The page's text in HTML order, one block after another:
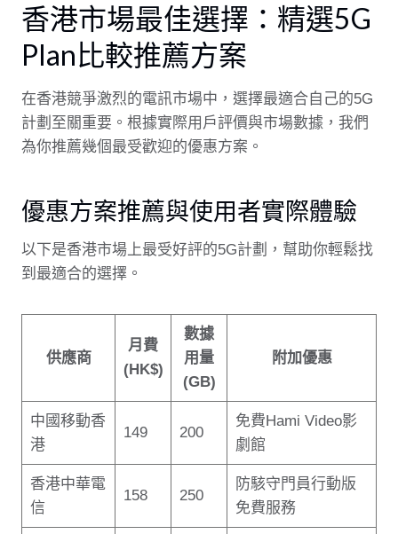
香港市場最佳選擇：精選5G
Plan比較推薦方案
在香港競爭激烈的電訊市場中，選擇最適合自己的5G
計劃至關重要。根據實際用戶評價與市場數據，我們
為你推薦幾個最受歡迎的優惠方案。
優惠方案推薦與使用者實際體驗
以下是香港市場上最受好評的5G計劃，幫助你輕鬆找
到最適合的選擇。
供應商
月費
(HK$)
數據
用量
(GB)
附加優惠
中國移動香
港
149 200
免費Hami Video影
劇館
香港中華電
信
158 250
防駭守門員行動版
免費服務